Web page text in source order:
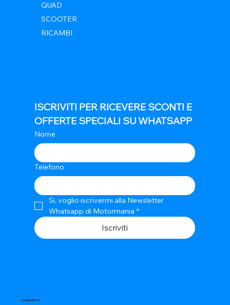
QUAD
SCOOTER
RICAMBI
CONTATTI
ISCRIVITI PER RICEVERE SCONTI E
OFFERTE SPECIALI SU WHATSAPP
Nome
Telefono
Si, voglio iscrivermi alla Newsletter
Whatsapp di Motormania *
Iscriviti